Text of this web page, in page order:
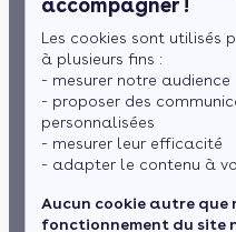
accompagner !
Les cookies sont utilisés
à plusieurs fins :
- mesurer notre audience
- proposer des
personnalisées
- mesurer leur efficacité
- adapter le contenu à
Aucun cookie autre que
fonctionnement du site
Tarifs de
quelle
un an ?
Mariana